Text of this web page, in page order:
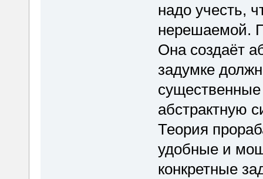
надо учесть,
нерешаемой.
Она создаёт
задумке
абстрактную
Теория
удобные и
конкретные